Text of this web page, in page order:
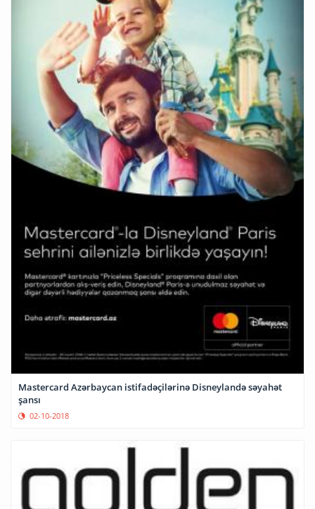
Mastercard Azərbaycan istifadəçilərinə Disneylandə səyahət
şansı
02-10-2018